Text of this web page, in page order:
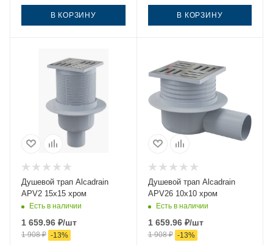
В КОРЗИНУ В КОРЗИНУ
Душевой трап Alcadrain
APV2 15х15 хром
Есть в наличии
1 659.96 ₽/шт
1 908₽ -13%
Душевой трап Alcadrain
APV26 10х10 хром
Есть в наличии
1 659.96₽/шт
1 908₽ -13%